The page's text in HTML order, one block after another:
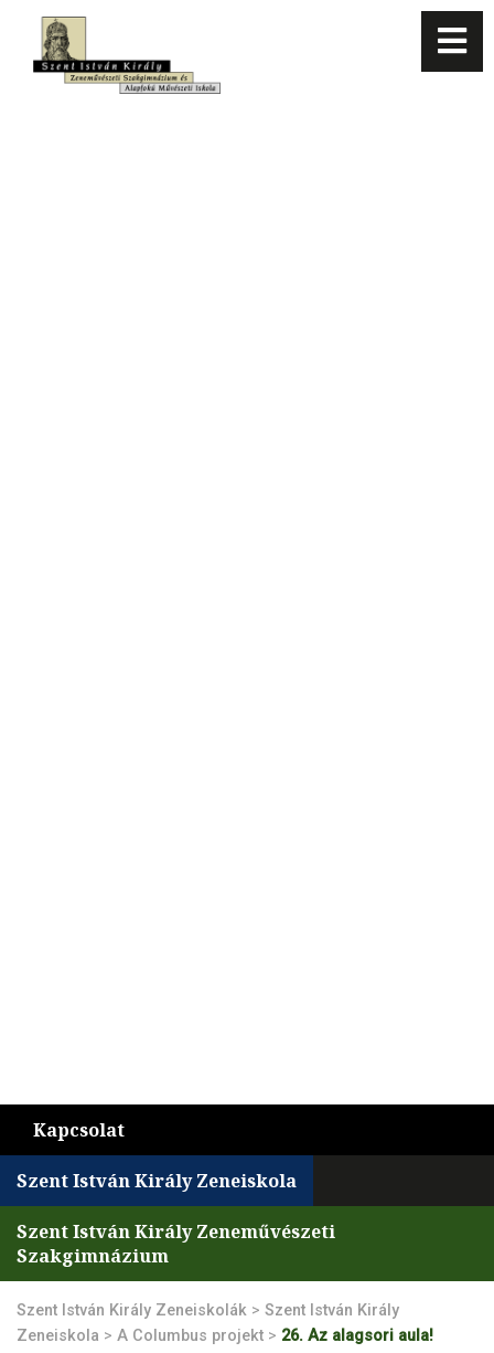
Kapcsolat
Szent István Király Zeneiskola
Szent István Király Zeneművészeti
Szakgimnázium
Szent István Király Zeneiskolák > Szent István Király
Zeneiskola > A Columbus projekt > 26. Az alagsori aula!